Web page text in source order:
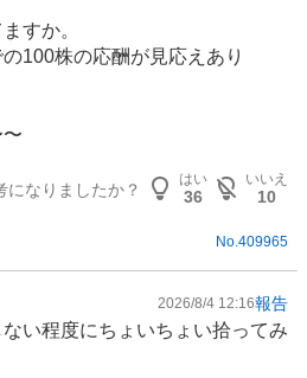
すか。
100株の応酬が見応えあり
になりましたか？
はい
36
いいえ
10
No.409965
2026/8/4 12:16報告
い程度にちょいちょい拾ってみ